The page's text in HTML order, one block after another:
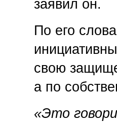
заявил он.
По его
свою
а по
«Это